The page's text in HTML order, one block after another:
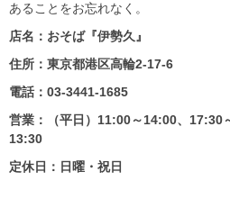
あることをお忘れなく。
店名：おそば『伊勢久』
住所：東京都港区高輪2-17-6
電話：03-3441-1685
営業：（平日）11:00～14:00、
13:30
定休日：日曜・祝日